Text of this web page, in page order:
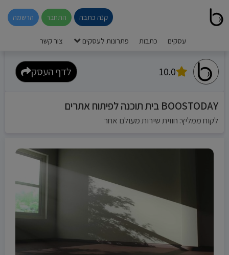
קנה כתבה התחבר הרשמה
עסקים כתבות פתרונות לעסקים צור קשר
10.0 לדף העסק
BOOSTODAY בית תוכנה לפיתוח אתרים
לקוח ממליץ: חווית שירות מעולם אחר